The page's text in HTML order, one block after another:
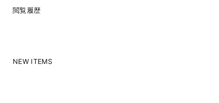
閲覧履歴
NEW ITEMS